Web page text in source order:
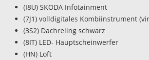
(I8U) SKODA Infotainment
(7J1) volldigitales Kombiinstrument
(3S2) Dachreling schwarz
(8IT) LED- Hauptscheinwerfer
(HN) Loft